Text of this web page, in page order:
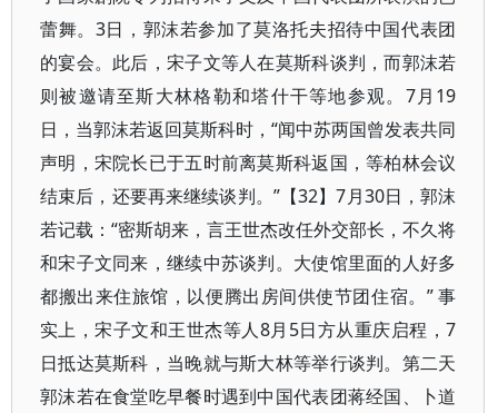
蕾舞。3日，郭沫若参加了莫洛托夫招待中国代表团
的宴会。此后，宋子文等人在莫斯科谈判，而郭沫若
则被邀请至斯大林格勒和塔什干等地参观。7月19
日，当郭沫若返回莫斯科时，“闻中苏两国曾发表共同
声明，宋院长已于五时前离莫斯科返国，等柏林会议
结束后，还要再来继续谈判。”【32】7月30日，郭沫
若记载：“密斯胡来，言王世杰改任外交部长，不久将
和宋子文同来，继续中苏谈判。大使馆里面的人好多
都搬出来住旅馆，以便腾出房间供使节团住宿。” 事
实上，宋子文和王世杰等人8月5日方从重庆启程，7
日抵达莫斯科，当晚就与斯大林等举行谈判。第二天
郭沫若在食堂吃早餐时遇到中国代表团蒋经国、卜道